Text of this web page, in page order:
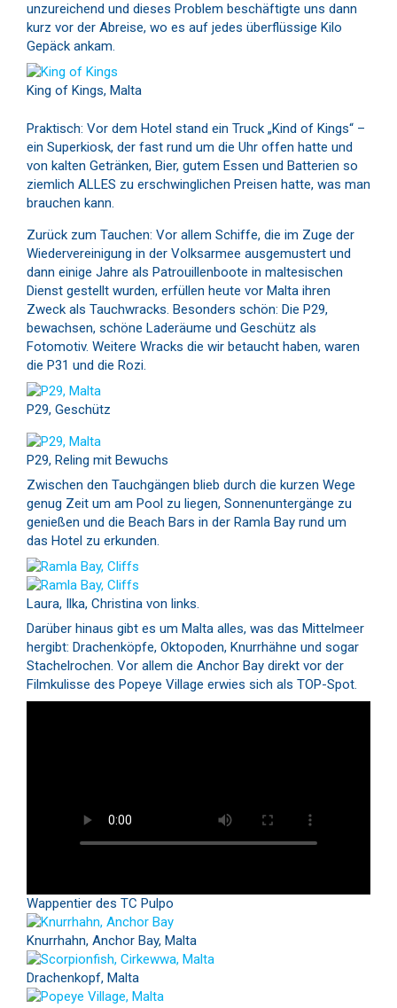
unzureichend und dieses Problem beschäftigte uns dann
kurz vor der Abreise, wo es auf jedes überflüssige Kilo
Gepäck ankam.
King of Kings, Malta
Praktisch: Vor dem Hotel stand ein Truck „Kind of Kings“ –
ein Superkiosk, der fast rund um die Uhr offen hatte und
von kalten Getränken, Bier, gutem Essen und Batterien so
ziemlich ALLES zu erschwinglichen Preisen hatte, was man
brauchen kann.
Zurück zum Tauchen: Vor allem Schiffe, die im Zuge der
Wiedervereinigung in der Volksarmee ausgemustert und
dann einige Jahre als Patrouillenboote in maltesischen
Dienst gestellt wurden, erfüllen heute vor Malta ihren
Zweck als Tauchwracks. Besonders schön: Die P29,
bewachsen, schöne Laderäume und Geschütz als
Fotomotiv. Weitere Wracks die wir betaucht haben, waren
die P31 und die Rozi.
P29, Geschütz
P29, Reling mit Bewuchs
Zwischen den Tauchgängen blieb durch die kurzen Wege
genug Zeit um am Pool zu liegen, Sonnenuntergänge zu
genießen und die Beach Bars in der Ramla Bay rund um
das Hotel zu erkunden.
Laura, Ilka, Christina von links.
Darüber hinaus gibt es um Malta alles, was das Mittelmeer
hergibt: Drachenköpfe, Oktopoden, Knurrhähne und sogar
Stachelrochen. Vor allem die Anchor Bay direkt vor der
Filmkulisse des Popeye Village erwies sich als TOP-Spot.
Wappentier des TC Pulpo
Knurrhahn, Anchor Bay, Malta
Drachenkopf, Malta